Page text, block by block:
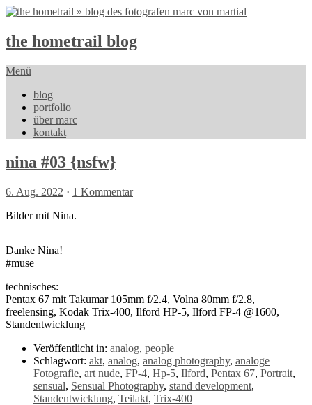
the hometrail blog
Menü
blog
portfolio
über marc
kontakt
nina #03 {nsfw}
6. Aug. 2022 · 1 Kommentar
Bilder mit Nina.
Danke Nina!
#muse
technisches:
Pentax 67 mit Takumar 105mm f/2.4, Volna 80mm f/2.8,
freelensing, Kodak Trix-400, Ilford HP-5, Ilford FP-4 @1600,
Standentwicklung
Veröffentlicht in: analog, people
Schlagwort: akt, analog, analog photography, analoge
Fotografie, art nude, FP-4, Hp-5, Ilford, Pentax 67, Portrait,
sensual, Sensual Photography, stand development,
Standentwicklung, Teilakt, Trix-400